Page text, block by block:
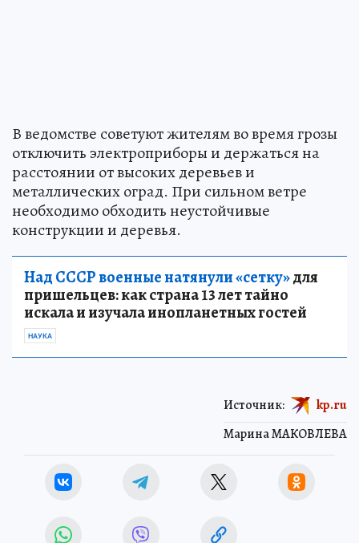
В ведомстве советуют жителям во время грозы
отключить электроприборы и держаться на
расстоянии от высоких деревьев и
металлических оград. При сильном ветре
необходимо обходить неустойчивые
конструкции и деревья.
Над СССР военные натянули «сетку»для
пришельцев: как страна 13 лет тайно
искала и изучала инопланетных гостей
НАУКА
Марина МАКОВЛЕВА
Источник: kp.ru